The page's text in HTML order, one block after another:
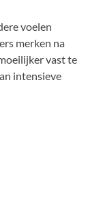
voelen
merken na
vast te
intensieve